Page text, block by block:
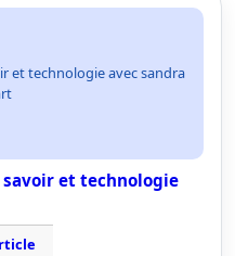
et technologie avec sandra
et technologie